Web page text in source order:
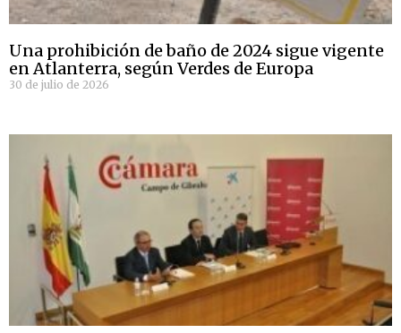
Una prohibición de baño de 2024 sigue vigente
en Atlanterra, según Verdes de Europa
30 de julio de 2026